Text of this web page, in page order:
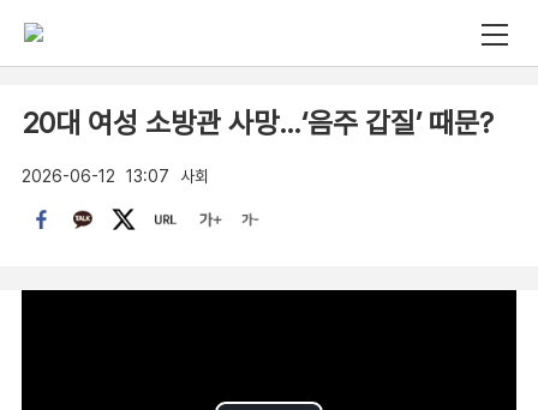
20대 여성 소방관 사망…‘음주 갑질’ 때문?
2026-06-12 13:07 사회